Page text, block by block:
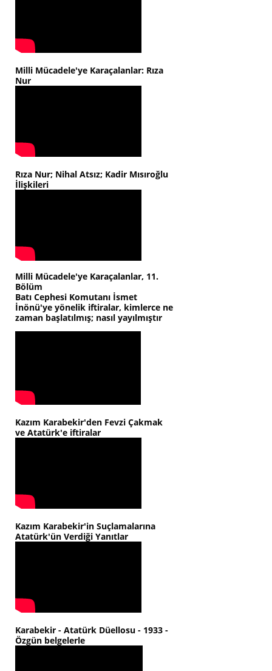
Milli Mücadele'ye Karaçalanlar: Rıza
Nur
Rıza Nur; Nihal Atsız; Kadir Mısıroğlu
İlişkileri
Milli Mücadele'ye Karaçalanlar, 11.
Bölüm
Batı Cephesi Komutanı İsmet
İnönü'ye yönelik iftiralar, kimlerce ne
zaman başlatılmış; nasıl yayılmıştır
Kazım Karabekir'den Fevzi Çakmak
ve Atatürk'e iftiralar
Kazım Karabekir'in Suçlamalarına
Atatürk'ün Verdiği Yanıtlar
Karabekir - Atatürk Düellosu - 1933 -
Özgün belgelerle